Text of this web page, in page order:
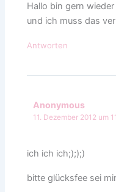
Hallo bin gern
und ich muss das
Antworten
Anonymous
11. Dezember 2012 um
ich ich ich;););)
bitte glücksfee sei